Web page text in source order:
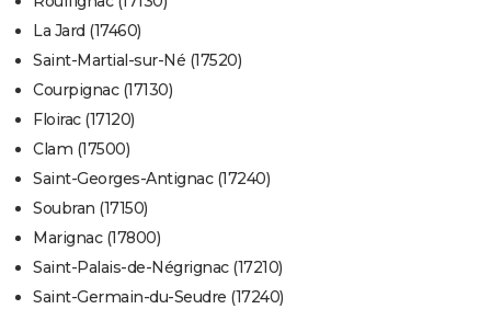
La Jard (17460)
Saint-Martial-sur-Né (17520)
Courpignac (17130)
Floirac (17120)
Clam (17500)
Saint-Georges-Antignac (17240)
Soubran (17150)
Marignac (17800)
Saint-Palais-de-Négrignac (17210)
Saint-Germain-du-Seudre (17240)